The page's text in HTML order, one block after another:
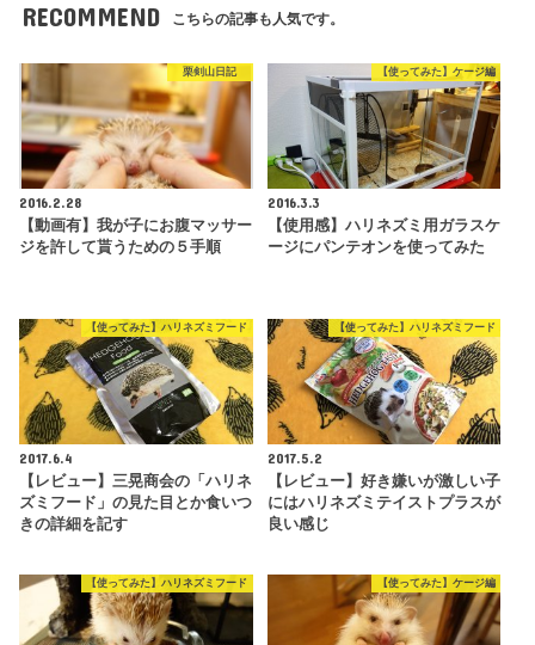
RECOMMEND こちらの記事も人気です。
栗剣山日記
2016.2.28
【動画有】我が子にお腹マッサー
ジを許して貰うための５手順
【使ってみた】ケージ編
2016.3.3
【使用感】ハリネズミ用ガラスケ
ージにパンテオンを使ってみた
【使ってみた】ハリネズミフード
2017.6.4
【レビュー】三晃商会の「ハリネ
ズミフード」の見た目とか食いつ
きの詳細を記す
【使ってみた】ハリネズミフード
2017.5.2
【レビュー】好き嫌いが激しい子
にはハリネズミテイストプラスが
良い感じ
【使ってみた】ハリネズミフード 【使ってみた】ケージ編